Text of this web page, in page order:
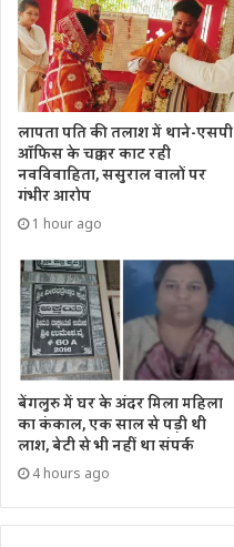
लापता पति की तलाश में थाने-एसपी
ऑफिस के चक्कर काट रही
नवविवाहिता, ससुराल वालों पर
गंभीर आरोप
1 hour ago
बेंगलुरु में घर के अंदर मिला महिला
का कंकाल, एक साल से पड़ी थी
लाश, बेटी से भी नहीं था संपर्क
4 hours ago